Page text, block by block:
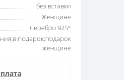
без вставки
Женщине
Серебро 925°
подарок;подарок
женщине